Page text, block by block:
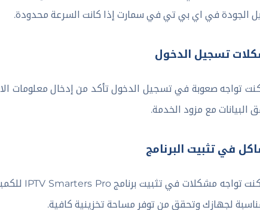
الجودة في اي بي تي في سمارت إذا كانت السرعة محدودة.
تسجيل الدخول
كنت تواجه صعوبة في تسجيل الدخول تأكد من إدخال معلومات
البيانات مع مزود الخدمة.
في تثبيت البرنامج
لجهازك وتحقق من توفر مساحة تخزينية كافية.